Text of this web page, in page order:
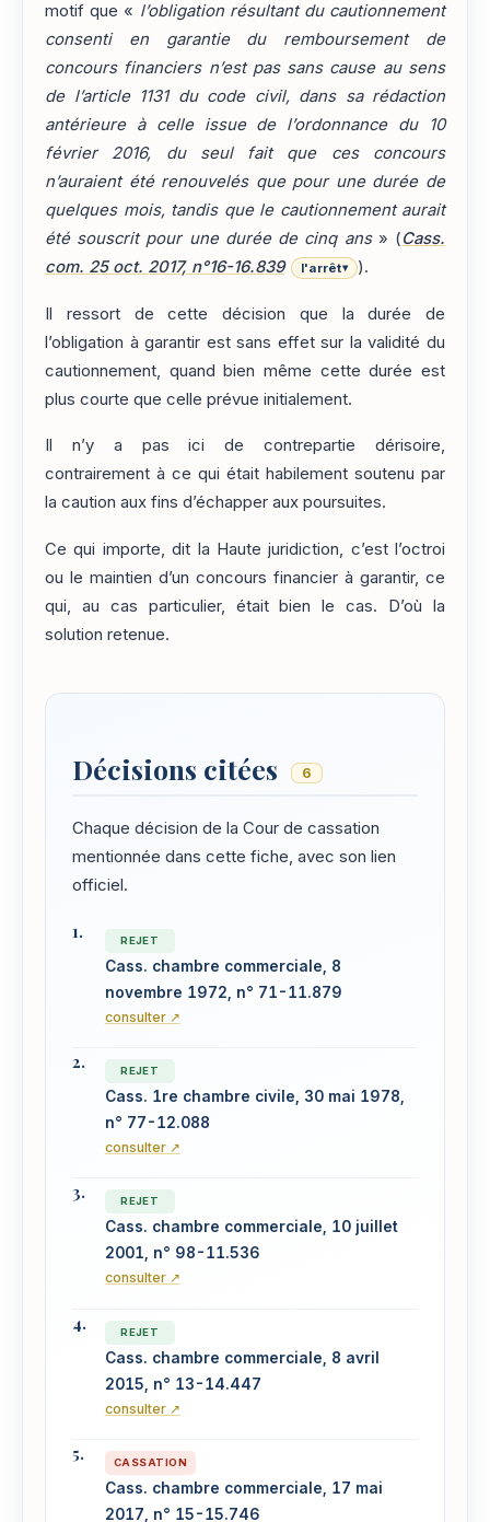
motif que « l’obligation résultant du cautionnement
consenti en garantie du remboursement de
concours financiers n’est pas sans cause au sens
de l’article 1131 du code civil, dans sa rédaction
antérieure à celle issue de l’ordonnance du 10
février 2016, du seul fait que ces concours
n’auraient été renouvelés que pour une durée de
quelques mois, tandis que le cautionnement aurait
été souscrit pour une durée de cinq ans» (Cass.
com. 25 oct. 2017, n°16-16.839
l'arrêt▾ ).
Il ressort de cette décision que la durée de
l’obligation à garantir est sans effet sur la validité du
cautionnement, quand bien même cette durée est
plus courte que celle prévue initialement.
Il n’y a pas ici de contrepartie dérisoire,
contrairement à ce qui était habilement soutenu par
la caution aux fins d’échapper aux poursuites.
Ce qui importe, dit la Haute juridiction, c’est l’octroi
ou le maintien d’un concours financier à garantir, ce
qui, au cas particulier, était bien le cas. D’où la
solution retenue.
Décisions citées 6
Chaque décision de la Cour de cassation
mentionnée dans cette fiche, avec son lien
officiel.
REJET
Cass. chambre commerciale, 8
novembre 1972, n° 71-11.879
consulter ↗
REJET
Cass. 1re chambre civile, 30 mai 1978,
n° 77-12.088
consulter ↗
REJET
Cass. chambre commerciale, 10 juillet
2001, n° 98-11.536
consulter ↗
REJET
Cass. chambre commerciale, 8 avril
2015, n° 13-14.447
consulter ↗
CASSATION
Cass. chambre commerciale, 17 mai
2017, n° 15-15.746